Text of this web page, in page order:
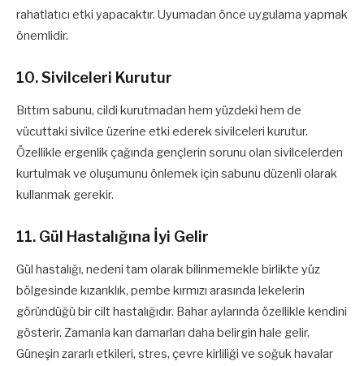
rahatlatıcı etki yapacaktır. Uyumadan önce uygulama yapmak
önemlidir.
10. Sivilceleri Kurutur
Bıttım sabunu, cildi kurutmadan hem yüzdeki hem de
vücuttaki sivilce üzerine etki ederek sivilceleri kurutur.
Özellikle ergenlik çağında gençlerin sorunu olan sivilcelerden
kurtulmak ve oluşumunu önlemek için sabunu düzenli olarak
kullanmak gerekir.
11. Gül Hastalığına İyi Gelir
Gül hastalığı, nedeni tam olarak bilinmemekle birlikte yüz
bölgesinde kızarıklık, pembe kırmızı arasında lekelerin
göründüğü bir cilt hastalığıdır. Bahar aylarında özellikle kendini
gösterir. Zamanla kan damarları daha belirgin hale gelir.
Güneşin zararlı etkileri, stres, çevre kirliliği ve soğuk havalar